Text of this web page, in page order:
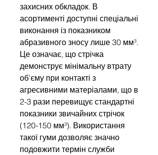
захисних обкладок. В
асортименті доступні спеціальні
виконання із показником
абразивного зносу лише 30 мм³.
Це означає, що стрічка
демонструє мінімальну втрату
об'єму при контакті з
агресивними матеріалами, що в
2-3 рази перевищує стандартні
показники звичайних стрічок
(120-150 мм³). Використання
такої гуми дозволяє значно
подовжити термін служби